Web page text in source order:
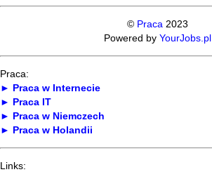
© Praca2023
Powered by YourJobs.pl
Praca:
► Praca w Internecie
► Praca IT
► Praca w Niemczech
► Praca w Holandii
Links: